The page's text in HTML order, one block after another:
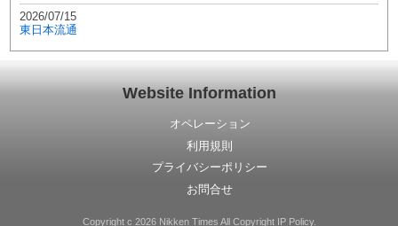
2026/07/15
東日本流通
Website Information
オペレーション
利用規則
プライバシーポリシー
お問合せ
Copyright c 2026 Nikken Times All Copyright IP Policy.